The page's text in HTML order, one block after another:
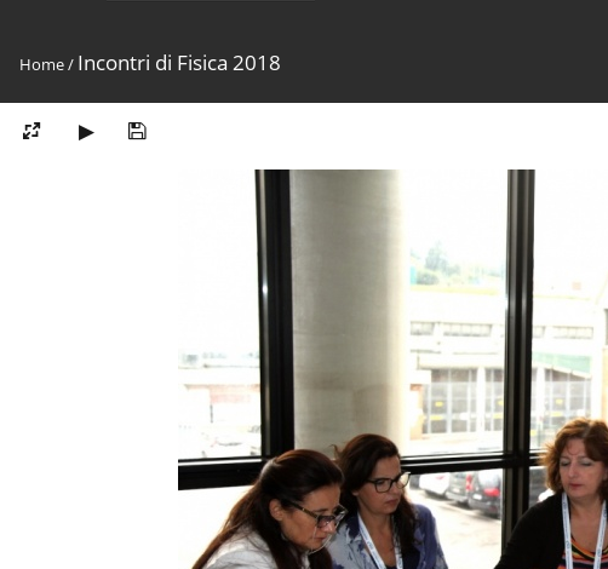
Home/ Incontri di Fisica 2018